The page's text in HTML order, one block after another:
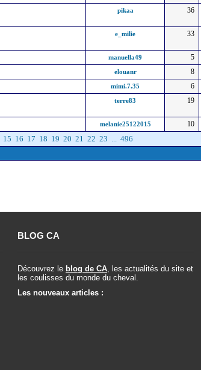
pikaa 36
e_milie 33
manuella49 5
elouanr 8
mimi.7.35 6
terre83 19
melanie25122015 10
15 16 17 18 19 20 21 22 23 ... 496
BLOG CA
Découvrez le blog de CA, les actualités du site et
les coulisses du monde du cheval.
Les nouveaux articles :